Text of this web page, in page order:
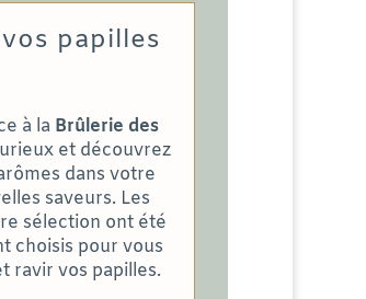
papilles
à la Brûlerie des
et découvrez
dans votre
saveurs. Les
sélection ont été
choisis pour vous
ravir vos papilles.